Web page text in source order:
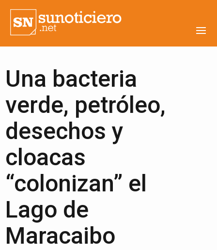
Una bacteria
verde, petróleo,
desechos y
cloacas
“colonizan” el
Lago de
Maracaibo